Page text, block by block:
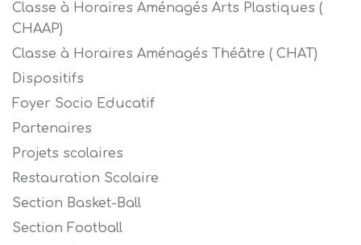
Classe à Horaires Aménagés Arts Plastiques (
CHAAP)
Classe à Horaires Aménagés Théâtre ( CHAT)
Dispositifs
Foyer Socio Educatif
Partenaires
Projets scolaires
Restauration Scolaire
Section Basket-Ball
Section Football